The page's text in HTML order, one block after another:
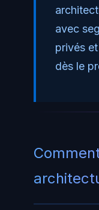
avec
privés
dès le